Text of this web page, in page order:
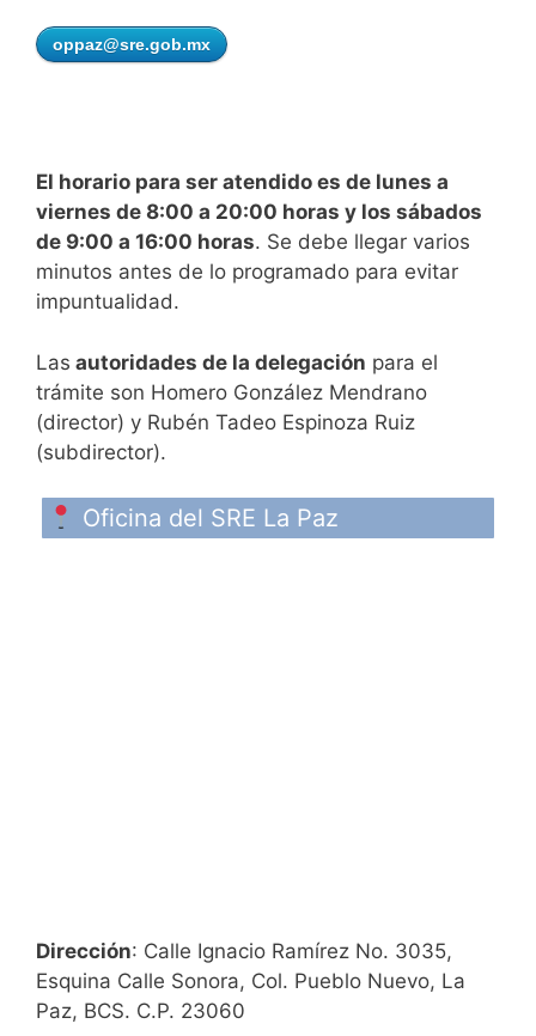
oppaz@sre.gob.mx
El horario para ser atendido es de lunes a
viernes de 8:00 a 20:00 horas y los sábados
de 9:00 a 16:00 horas. Se debe llegar varios
minutos antes de lo programado para evitar
impuntualidad.
Las autoridades de la delegación para el
trámite son Homero González Mendrano
(director) y Rubén Tadeo Espinoza Ruiz
(subdirector).
Oficina del SRE La Paz
Dirección: Calle Ignacio Ramírez No. 3035,
Esquina Calle Sonora, Col. Pueblo Nuevo, La
Paz, BCS. C.P. 23060